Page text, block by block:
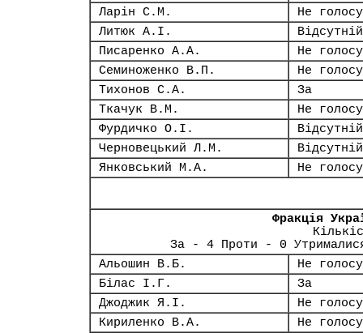
Ларін С.М.
Не
Литюк А.І.
Відсутній
Писаренко А.А.
Не
Семиноженко В.П.
Не
Тихонов С.А.
За
Ткачук В.М.
Не
Фурдичко О.І.
Відсутній
Черновецький Л.М.
Відсутній
Янковський М.А.
Не
Фракція
За - 4 Проти - 0
Альошин В.Б.
Не
Білас І.Г.
За
Джоджик Я.І.
Не
Кириленко В.А.
Не